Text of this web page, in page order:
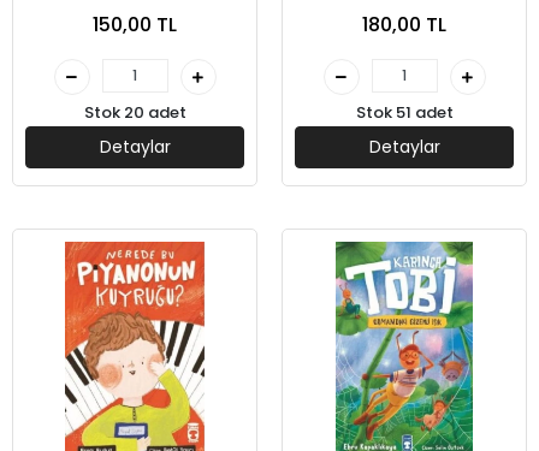
150,00 TL
Stok 20 adet
Detaylar
180,00 TL
Stok 51 adet
Detaylar